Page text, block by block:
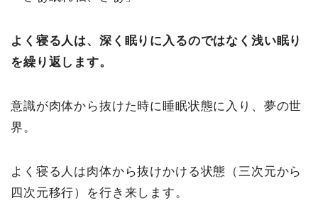
よく寝る人は、深く眠りに入るのではなく浅い眠り
を繰り返します。
意識が肉体から抜けた時に睡眠状態に入り、夢の世
界。
よく寝る人は肉体から抜けかける状態（三次元から
四次元移行）を行き来します。